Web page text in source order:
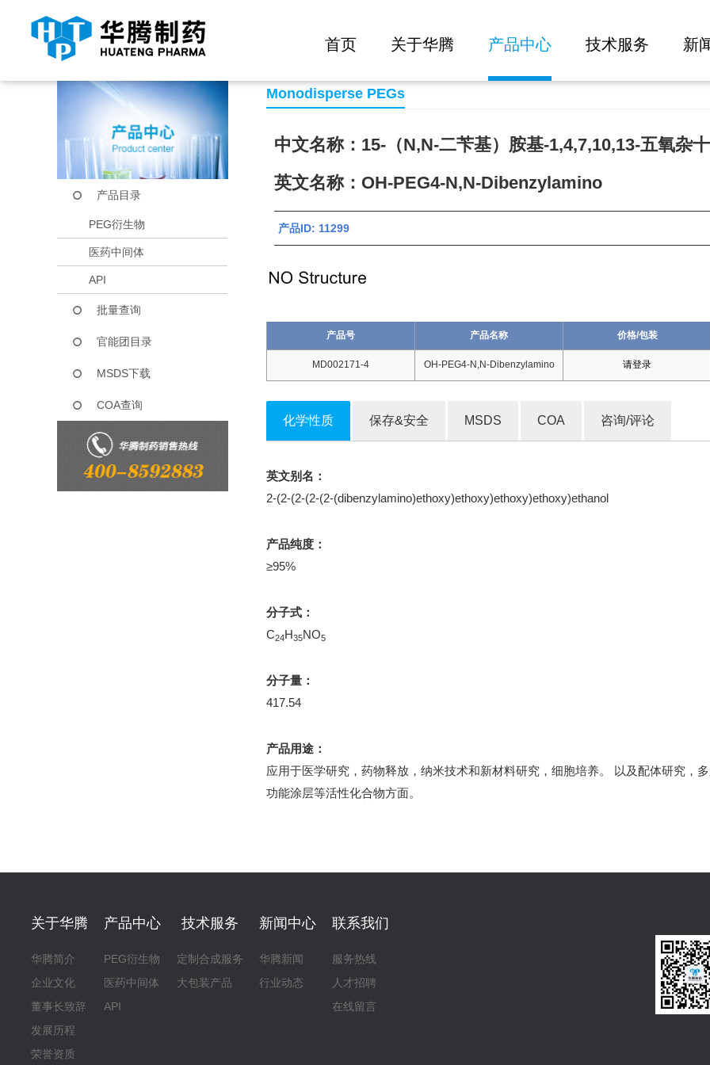
首页 关于华腾 产品中心 技术服务 新
当前位置： 首页 产品中心 OH-PEG4-N,N-Dibenzylamino
产品目录
PEG衍生物
医药中间体
API
批量查询
官能团目录
MSDS下载
COA查询
Monodisperse PEGs
中文名称：15-（N,N-二苄基）胺基-1,4,7,10,13-五氧杂
英文名称：OH-PEG4-N,N-Dibenzylamino
产品ID: 11299
产品号 产品名称 价格/包装
MD002171-4 OH-PEG4-N,N-Dibenzylamino 请登录
化学性质 保存&安全 MSDS COA 咨询/评论
英文别名：
2-(2-(2-(2-(2-(dibenzylamino)ethoxy)ethoxy)ethoxy)ethoxy)ethanol
产品纯度：
≥95%
分子式：
C24H35NO5
分子量：
417.54
产品用途：
应用于医学研究，药物释放，纳米技术和新材料研究，细胞培养。 以及配体研究，
功能涂层等活性化合物方面。
关于华腾
华腾简介
企业文化
董事长致辞
发展历程
荣誉资质
产品中心
PEG衍生物
医药中间体
API
技术服务
定制合成服务
大包装产品
新闻中心
华腾新闻
行业动态
联系我们
服务热线
人才招聘
在线留言